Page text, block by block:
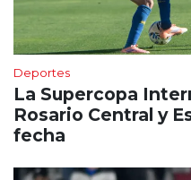
Deportes
La Supercopa
Rosario Central y
fecha